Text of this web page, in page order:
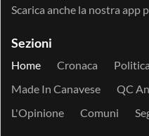
Scarica anche la nostra app
Sezioni
Home Cronaca Politica
Made In Canavese
QC
L'Opinione
Comuni